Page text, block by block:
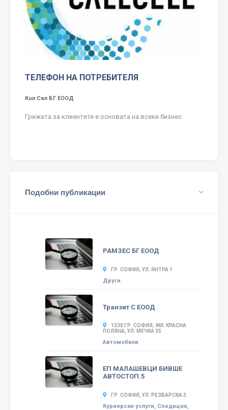
ТЕЛЕФОН НА ПОТРЕБИТЕЛЯ
Кол Сел БГ ЕООД
Грижата за клиентите е основата на всеки бизнес
Подобни публикации
РАМЗЕС БГ ЕООД
ГР. СОФИЯ, УЛ. ЯНТРА 1
Други
Транзит С ЕООД
1330 ГР. СОФИЯ, ЖК. КРАСНА
ПОЛЯНА, УЛ. МЕЧКА 35
Автомобили
ЕП МАЛАШЕВЦИ БИВШЕ
АВТОСТОП.5
ГР. СОФИЯ, УЛ. РЕЗБАРСКА 3
Куриерски услуги, Спедиция,